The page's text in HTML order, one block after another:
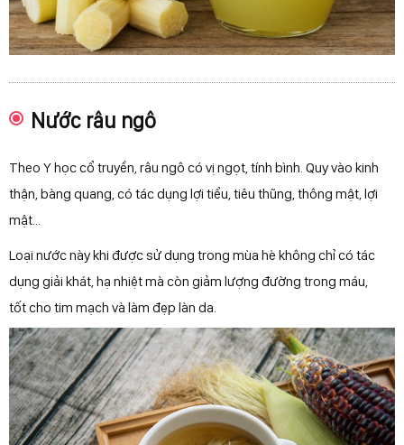
Nước râu ngô
Theo Y học cổ truyền, râu ngô có vị ngọt, tính bình. Quy vào kinh
thận, bàng quang, có tác dụng lợi tiểu, tiêu thũng, thông mật, lợi
mật...
Loại nước này khi được sử dụng trong mùa hè không chỉ có tác
dụng giải khát, hạ nhiệt mà còn giảm lượng đường trong máu,
tốt cho tim mạch và làm đẹp làn da.